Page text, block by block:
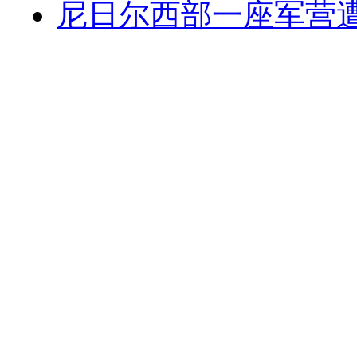
尼日尔西部一座军营